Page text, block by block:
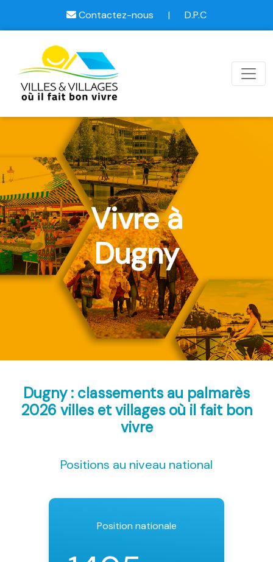
Contactez-nous | D.P.C
Vivre à
Dugny
Dugny : classements au palmarès
2026 villes et villages où il fait bon
vivre
Positions au niveau national
Position nationale